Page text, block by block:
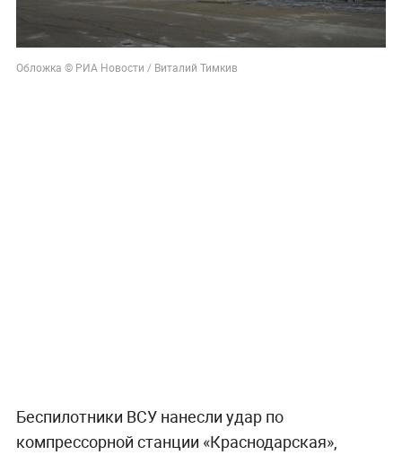
Обложка © РИА Новости / Виталий Тимкив
Беспилотники ВСУ нанесли удар по
компрессорной станции «Краснодарская»,